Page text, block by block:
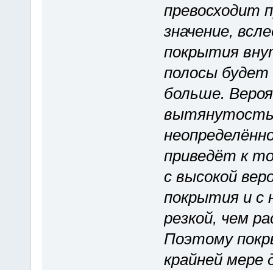
превосходит
значение,
покрытия
полосы
больше.
приведёт к
с высокой
покрытия и с
резкой, чем
Поэтому
крайней мере